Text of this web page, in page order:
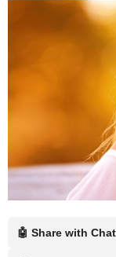
🤖 Share with